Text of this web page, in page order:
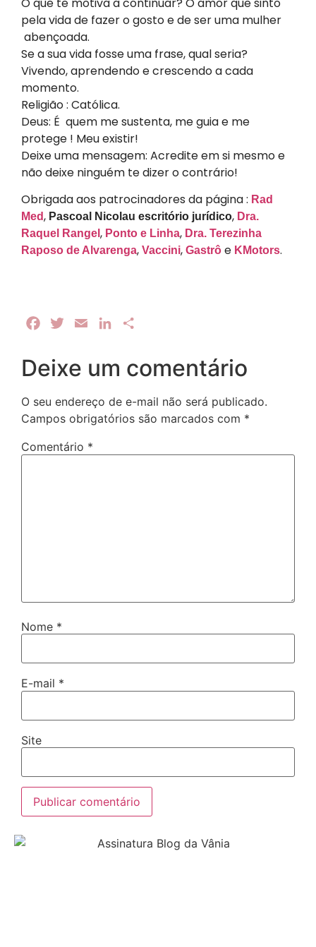
pela vida de fazer o gosto e de ser uma mulher
abençoada.
Se a sua vida fosse uma frase, qual seria?
Vivendo, aprendendo e crescendo a cada
momento.
Religião : Católica.
Deus: É quem me sustenta, me guia e me
protege ! Meu existir!
Deixe uma mensagem: Acredite em si mesmo e
não deixe ninguém te dizer o contrário!
Obrigada aos patrocinadores da página : Rad
Med, Pascoal Nicolau escritório jurídico, Dra.
Raquel Rangel , Ponto e Linha, Dra. Terezinha
Raposo de Alvarenga, Vaccini, Gastrô e KMotors.
FacebookTwitterEmail LinkedIn
Deixe um comentário
O seu endereço de e-mail não será publicado.
Campos obrigatórios são marcados com *
Comentário *
Nome *
E-mail *
Site